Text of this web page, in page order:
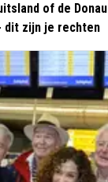
of de
dit zijn je rechten